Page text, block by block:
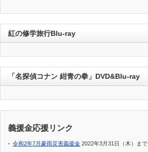
紅の修学旅行Blu-ray
「名探偵コナン 紺青の拳」DVD&Blu-ray
義援金応援リンク
令和2年7月豪雨災害義援金 2022年3月31日（木）まで